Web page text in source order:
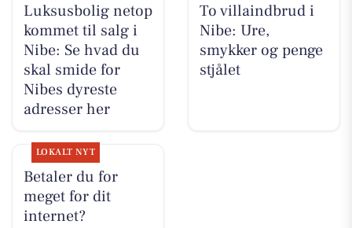
Luksusbolig netop
kommet til salg i
Nibe: Se hvad du
skal smide for
Nibes dyreste
adresser her
To villaindbrud i
Nibe: Ure,
smykker og penge
stjålet
LOKALT NYT
Betaler du for
meget for dit
internet?